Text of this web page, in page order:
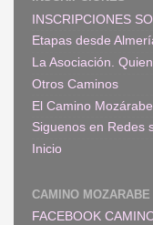
INSCRIPCIONES
Etapas desde
La Asociación.
Otros Caminos
El Camino
Siguenos en Redes
Inicio
CAMINO
FACEBOOK